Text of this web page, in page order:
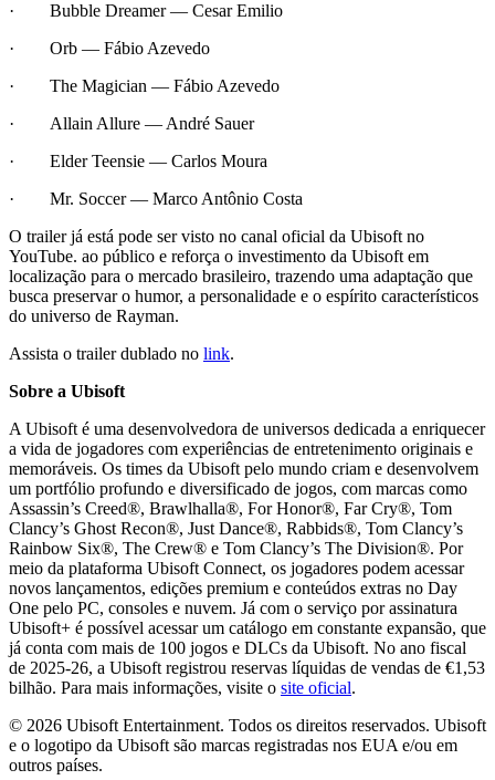
· Bubble Dreamer — Cesar Emilio
· Orb — Fábio Azevedo
· The Magician — Fábio Azevedo
· Allain Allure — André Sauer
· Elder Teensie — Carlos Moura
· Mr. Soccer — Marco Antônio Costa
O trailer já está pode ser visto no canal oficial da Ubisoft no
YouTube. ao público e reforça o investimento da Ubisoft em
localização para o mercado brasileiro, trazendo uma adaptação que
busca preservar o humor, a personalidade e o espírito característicos
do universo de Rayman.
Assista o trailer dublado no link.
Sobre a Ubisoft
A Ubisoft é uma desenvolvedora de universos dedicada a enriquecer
a vida de jogadores com experiências de entretenimento originais e
memoráveis. Os times da Ubisoft pelo mundo criam e desenvolvem
um portfólio profundo e diversificado de jogos, com marcas como
Assassin’s Creed®, Brawlhalla®, For Honor®, Far Cry®, Tom
Clancy’s Ghost Recon®, Just Dance®, Rabbids®, Tom Clancy’s
Rainbow Six®, The Crew® e Tom Clancy’s The Division®. Por
meio da plataforma Ubisoft Connect, os jogadores podem acessar
novos lançamentos, edições premium e conteúdos extras no Day
One pelo PC, consoles e nuvem. Já com o serviço por assinatura
Ubisoft+ é possível acessar um catálogo em constante expansão, que
já conta com mais de 100 jogos e DLCs da Ubisoft. No ano fiscal
de 2025-26, a Ubisoft registrou reservas líquidas de vendas de €1,53
bilhão. Para mais informações, visite o site oficial.
© 2026 Ubisoft Entertainment. Todos os direitos reservados. Ubisoft
e o logotipo da Ubisoft são marcas registradas nos EUA e/ou em
outros países.